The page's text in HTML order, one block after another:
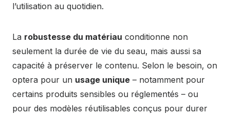
l’utilisation au quotidien.
La robustesse du matériau conditionne non
seulement la durée de vie du seau, mais aussi sa
capacité à préserver le contenu. Selon le besoin, on
optera pour un usage unique – notamment pour
certains produits sensibles ou réglementés – ou
pour des modèles réutilisables conçus pour durer